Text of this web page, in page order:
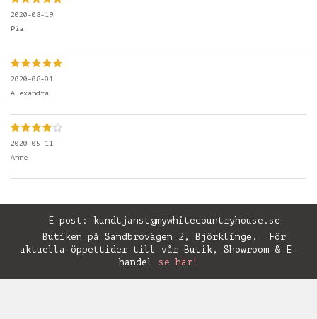
2020-08-19
Pia
2020-08-01
Alexandra
2020-05-11
Anne
E-post: kundtjanst@mywhitecountryhouse.se
Butiken på Sandbrovägen 2, Björklinge. För
aktuella öppettider till vår Butik, Showroom & E-
handel se här!